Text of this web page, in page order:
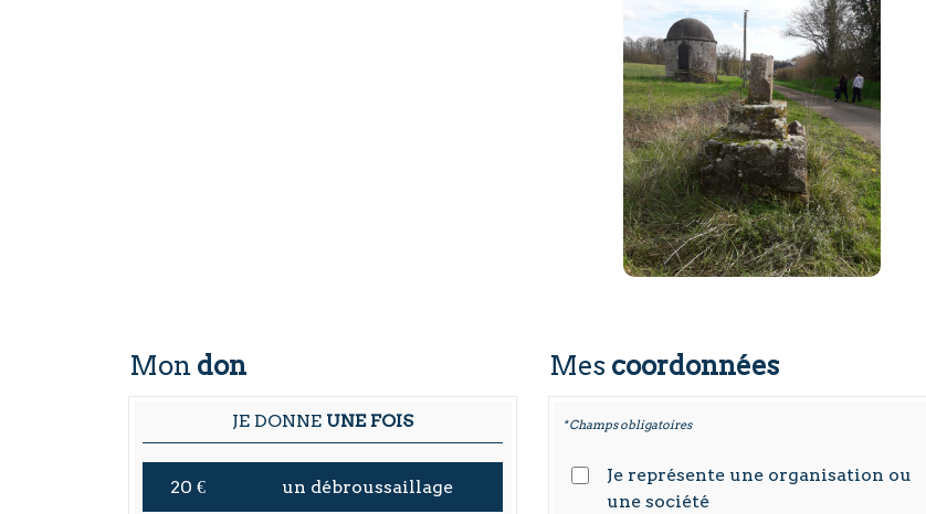
Mon don
JE DONNE UNE FOIS
20 € un débroussaillage
Mes coordonnées
* Champs obligatoires
Je représente une organisation ou
une société